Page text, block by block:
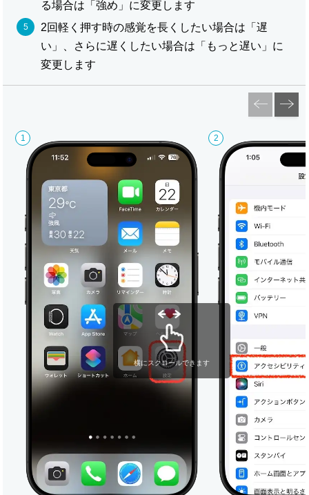
る場合は「強め」に変更します
2回軽く押す時の感覚を長くしたい場合は「遅
い」、さらに遅くしたい場合は「もっと遅い」に
変更します
横にスクロールできます